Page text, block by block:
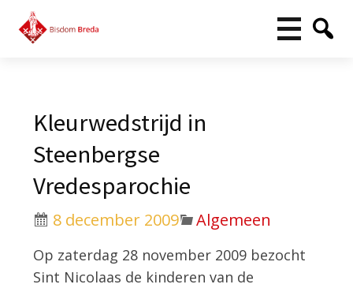
Kleurwedstrijd in
Steenbergse
Vredesparochie
8 december 2009 Algemeen
Op zaterdag 28 november 2009 bezocht
Sint Nicolaas de kinderen van de